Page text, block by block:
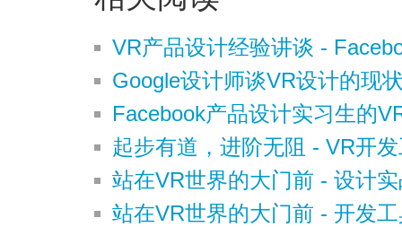
VR产品设计经验讲谈 -
Google设计师谈VR设计的现
Facebook产品设计实习生的
起步有道，进阶无阻 - VR开
站在VR世界的大门前 - 设计
站在VR世界的大门前 - 开发